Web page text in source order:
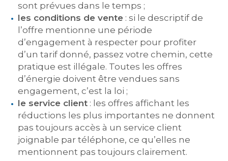
sont prévues dans le temps ;
les conditions de vente : si le descriptif de
l’offre mentionne une période
d’engagement à respecter pour profiter
d’un tarif donné, passez votre chemin, cette
pratique est illégale. Toutes les offres
d’énergie doivent être vendues sans
engagement, c’est la loi ;
le service client : les offres affichant les
réductions les plus importantes ne donnent
pas toujours accès à un service client
joignable par téléphone, ce qu’elles ne
mentionnent pas toujours clairement.